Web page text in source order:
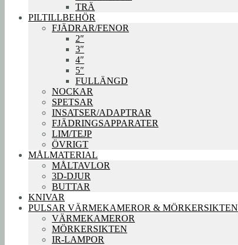
TRÄ
PILTILLBEHÖR
FJÄDRAR/FENOR
2″
3″
4″
5″
FULLÄNGD
NOCKAR
SPETSAR
INSATSER/ADAPTRAR
FJÄDRINGSAPPARATER
LIM/TEJP
ÖVRIGT
MÅLMATERIAL
MÅLTAVLOR
3D-DJUR
BUTTAR
KNIVAR
PULSAR VÄRMEKAMEROR & MÖRKERSIKTEN
VÄRMEKAMEROR
MÖRKERSIKTEN
IR-LAMPOR